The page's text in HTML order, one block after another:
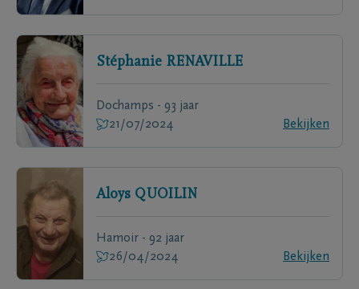
Stéphanie RENAVILLE
Dochamps - 93 jaar
21/07/2024
Bekijken
Aloys QUOILIN
Hamoir - 92 jaar
26/04/2024
Bekijken